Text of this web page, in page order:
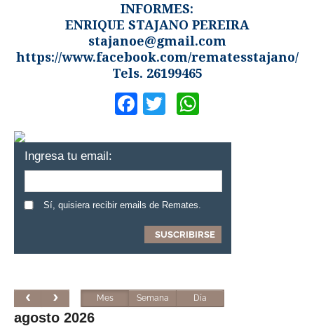
INFORMES:
ENRIQUE STAJANO PEREIRA
stajanoe@gmail.com
https://www.facebook.com/rematesstajano/
Tels. 26199465
Facebook
Twitter
Ingresa tu email:
Sí, quisiera recibir emails de Remates.
Mes Semana Día
agosto 2026